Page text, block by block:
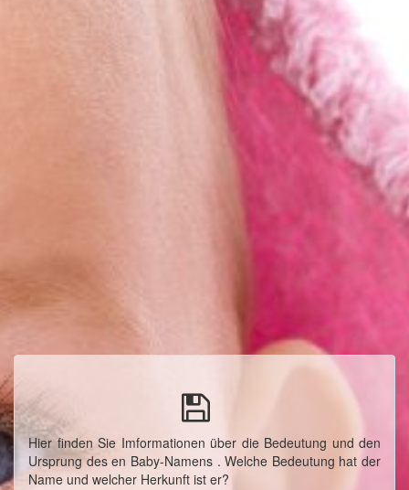
Hier finden Sie Imformationen über die Bedeutung und den
Ursprung des en Baby-Namens . Welche Bedeutung hat der
Name und welcher Herkunft ist er?